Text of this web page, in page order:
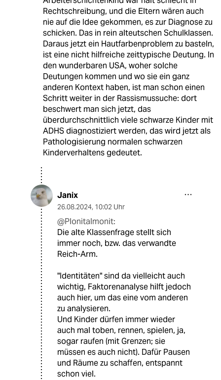
Rechtschreibung, und die Eltern wären auch
nie auf die Idee gekommen, es zur Diagnose zu
schicken. Das in rein alteutschen Schulklassen.
Daraus jetzt ein Hautfarbenproblem zu basteln,
ist eine nicht hilfreiche zeittypische Deutung. In
den wunderbaren USA, woher solche
Deutungen kommen und wo sie ein ganz
anderen Kontext haben, ist man schon einen
Schritt weiter in der Rassismussuche: dort
beschwert man sich jetzt, das
überdurchschnittlich viele schwarze Kinder mit
ADHS diagnostiziert werden, das wird jetzt als
Pathologisierung normalen schwarzen
Kinderverhaltens gedeutet.
Janix
26.08.2024, 10:02 Uhr
@Plonitalmonit:
Die alte Klassenfrage stellt sich
immer noch, bzw. das verwandte
Reich-Arm.
"Identitäten" sind da vielleicht auch
wichtig, Faktorenanalyse hilft jedoch
auch hier, um das eine vom anderen
zu analysieren.
Und Kinder dürfen immer wieder
auch mal toben, rennen, spielen, ja,
sogar raufen (mit Grenzen; sie
müssen es auch nicht). Dafür Pausen
und Räume zu schaffen, entspannt
schon viel.